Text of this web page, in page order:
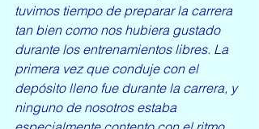
tuvimos tiempo de preparar la carrera
tan bien como nos hubiera gustado
durante los entrenamientos libres. La
primera vez que conduje con el
depósito lleno fue durante la carrera, y
ninguno de nosotros estaba